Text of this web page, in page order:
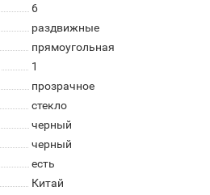
6
раздвижные
прямоугольная
1
прозрачное
стекло
черный
черный
есть
Китай